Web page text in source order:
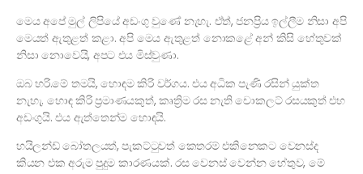
මෙය අපේ මුල් ලිපියේ අඩංගු වුණේ නැහැ. ඒත්, ජනප්‍රිය ඉල්ලීම නිසා අපි
මෙයත් ඇතුළත් කළා. අපි මෙය ඇතුළත් නොකළේ අන් කිසි හේතුවක්
නිසා නොවෙයි, අපට එය මිස්වුණා.
ඔබ හරි.මේ තමයි, හොඳම කිරි වර්ගය. එය අධික පැණි රසින් යුක්ත
නැහැ. හොඳ කිරි ප්‍රමාණයකුත්, කෘත්‍රිම රස නැති චොකලට් රසයකුත් එහ
අඩංගුයි. එය ඇත්තෙන්ම හොඳයි.
හයිලන්ඩ් බෝතලයත්, පැකට්ටුවත් කෙතරම් එකිනෙකට වෙනස්ද
කියන එක අරුම පුදුම කාරණයක්. රස වෙනස් වෙන්න හේතුව, මේ